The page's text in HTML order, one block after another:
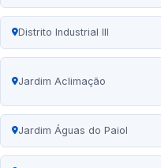
Distrito Industrial III
Jardim Aclimação
Jardim Águas do Paiol